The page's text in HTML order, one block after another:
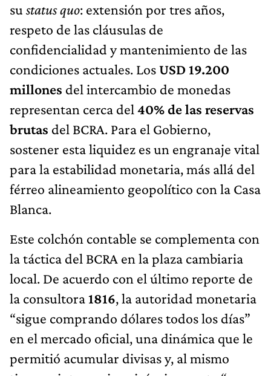
su status quo: extensión por tres años,
respeto de las cláusulas de
confidencialidad y mantenimiento de las
condiciones actuales. LosUSD 19.200
millones del intercambio de monedas
representan cerca del 40% de las reservas
brutas del BCRA. Para el Gobierno,
sostener esta liquidez es un engranaje vital
para la estabilidad monetaria, más allá del
férreo alineamiento geopolítico con la Casa
Blanca.
Este colchón contable se complementa con
la táctica del BCRA en la plaza cambiaria
local. De acuerdo con el último reporte de
la consultora1816, la autoridad monetaria
“sigue comprando dólares todos los días”
en el mercado oficial, una dinámica que le
permitió acumular divisas y, al mismo